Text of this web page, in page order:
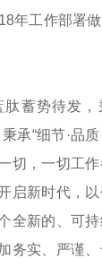
年工作部署
蓄势待发，
承“细节·品质
切，一切工
启新时代，
全新的、可
务实、严谨